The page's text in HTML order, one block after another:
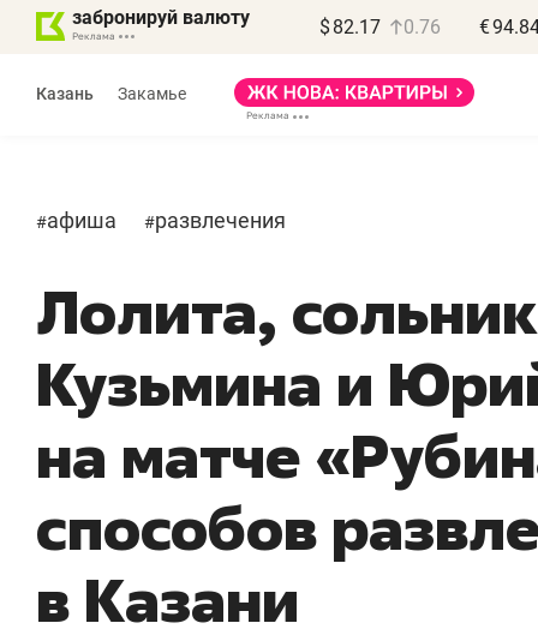
забронируй валюту $ 82.17 0.76 €
Казань Закамье
#афиша #развлечения
Лолита,
Кузьмина и
на матче
способов
в Казани
Василь Мазитов
МАРТ
«Не зная местных
правил, бизнес может
потерять минимум
Как бизнесу выйти на зарубежные
рынки, почему надо знать аксакалов и